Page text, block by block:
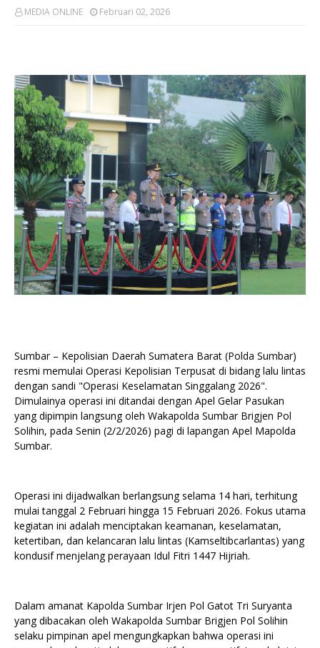
MEDIA ONLINE Februari 02, 2026
Sumbar – Kepolisian Daerah Sumatera Barat (Polda Sumbar)
resmi memulai Operasi Kepolisian Terpusat di bidang lalu lintas
dengan sandi "Operasi Keselamatan Singgalang 2026".
Dimulainya operasi ini ditandai dengan Apel Gelar Pasukan
yang dipimpin langsung oleh Wakapolda Sumbar Brigjen Pol
Solihin, pada Senin (2/2/2026) pagi di lapangan Apel Mapolda
Sumbar.
Operasi ini dijadwalkan berlangsung selama 14 hari, terhitung
mulai tanggal 2 Februari hingga 15 Februari 2026. Fokus utama
kegiatan ini adalah menciptakan keamanan, keselamatan,
ketertiban, dan kelancaran lalu lintas (Kamseltibcarlantas) yang
kondusif menjelang perayaan Idul Fitri 1447 Hijriah.
Dalam amanat Kapolda Sumbar Irjen Pol Gatot Tri Suryanta
yang dibacakan oleh Wakapolda Sumbar Brigjen Pol Solihin
selaku pimpinan apel mengungkapkan bahwa operasi ini